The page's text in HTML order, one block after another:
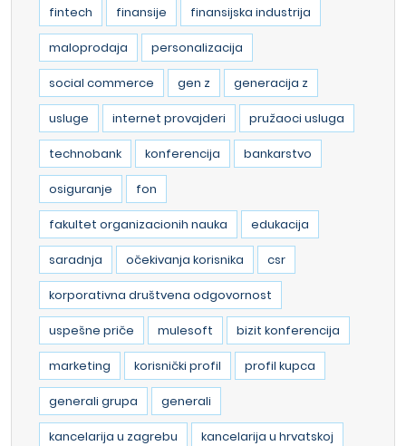
fintech finansije finansijska industrija
maloprodaja personalizacija
social commerce gen z generacija z
usluge internet provajderi pružaoci usluga
technobank konferencija bankarstvo
osiguranje fon
fakultet organizacionih nauka edukacija
saradnja očekivanja korisnika csr
korporativna društvena odgovornost
uspešne priče mulesoft bizit konferencija
marketing korisnički profil profil kupca
generali grupa generali
kancelarija u zagrebu kancelarija u hrvatskoj